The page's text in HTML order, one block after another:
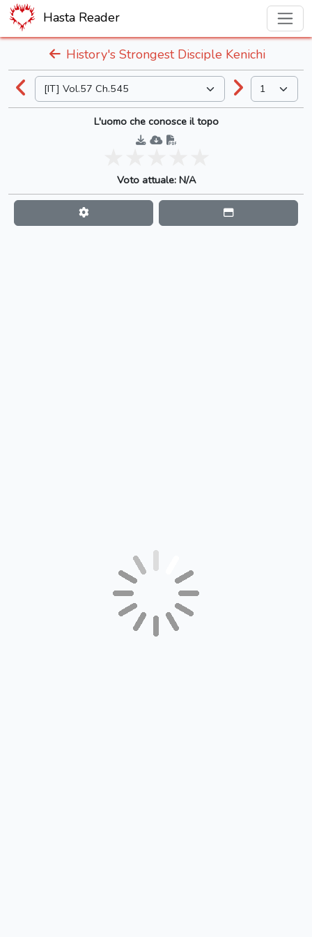
Hasta Reader
History's Strongest Disciple Kenichi
L'uomo che conosce il topo
Voto attuale: N/A